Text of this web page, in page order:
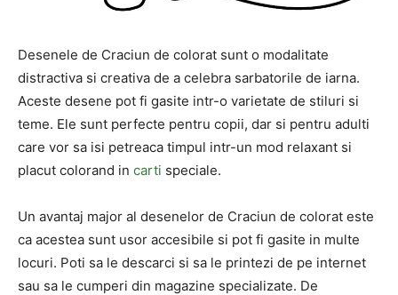
Desenele de Craciun de colorat sunt o modalitate
distractiva si creativa de a celebra sarbatorile de iarna.
Aceste desene pot fi gasite intr-o varietate de stiluri si
teme. Ele sunt perfecte pentru copii, dar si pentru adulti
care vor sa isi petreaca timpul intr-un mod relaxant si
placut colorand in carti speciale.
Un avantaj major al desenelor de Craciun de colorat este
ca acestea sunt usor accesibile si pot fi gasite in multe
locuri. Poti sa le descarci si sa le printezi de pe internet
sau sa le cumperi din magazine specializate. De